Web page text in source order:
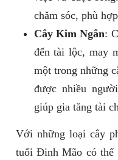
chăm sóc, phù
Cây Kim Ngân:
đến tài lộc, may
một trong những
được nhiều
giúp gia tăng tài
Với những loại cây
tuổi Đinh Mão có thể